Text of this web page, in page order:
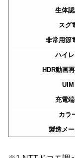
生体
スグ
非常用節
ハイ
HDR動画
UIM
充電
カラ
製造メ